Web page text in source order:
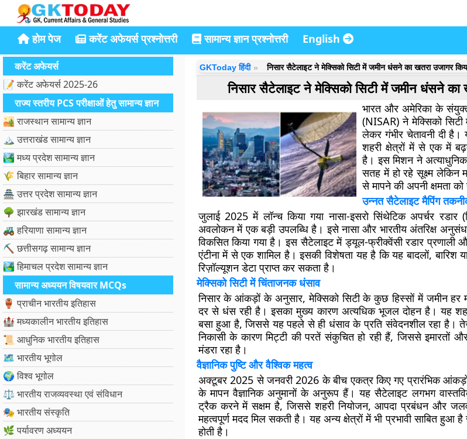
होम पेज करेंट अफेयर्स प्रश्नोत्तरी सामान्य ज्ञान प्रश्नोत्तरी English
करेंट अफेयर्स
📝 करेंट अफेयर्स 2025-26
राज्य स्तरीय PCS परीक्षाओं हेतु सामान्य ज्ञान
🏜️ राजस्थान सामान्य ज्ञान
🏔️ उत्तराखंड सामान्य ज्ञान
🏞️ मध्य प्रदेश सामान्य ज्ञान
🌾 बिहार सामान्य ज्ञान
🏯 उत्तर प्रदेश सामान्य ज्ञान
🌳 झारखंड सामान्य ज्ञान
🚜 हरियाणा सामान्य ज्ञान
⛏️ छत्तीसगढ़ सामान्य ज्ञान
🏞️ हिमाचल प्रदेश सामान्य ज्ञान
सामान्य अध्ययन विषयवार MCQs
🏺 प्राचीन भारतीय इतिहास
🏰 मध्यकालीन भारतीय इतिहास
📜 आधुनिक भारतीय इतिहास
🗺️ भारतीय भूगोल
🌍 विश्व भूगोल
⚖️ भारतीय राजव्यवस्था एवं संविधान
🎭 भारतीय संस्कृति
🌿 पर्यावरण अध्ययन
GKToday हिंदी निसार सैटेलाइट ने मेक्सिको सिटी में जमीन धंसने का खतरा उजागर
निसार सैटेलाइट ने मेक्सिको सिटी में जमीन धंसने का
भारत और अमेरिका के
(NISAR) ने मेक्सिको
लेकर गंभीर चेतावनी दी
शहरी क्षेत्रों में से एक में
है। इस मिशन ने
सतह में हो रहे सूक्ष्म लेकिन
से मापने की अपनी क्षमता को
उन्नत सैटेलाइट मैपिंग
जुलाई 2025 में लॉन्च किया गया नासा-इसरो सिंथेटिक अपर्चर रडार
अवलोकन में एक बड़ी उपलब्धि है। इसे नासा और भारतीय अंतरिक्ष
विकसित किया गया है। इस सैटेलाइट में ड्यूल-फ्रीक्वेंसी रडार प्रणाली
एंटीना में से एक शामिल है। इसकी विशेषता यह है कि यह बादलों, बारिश
रिज़ॉल्यूशन डेटा प्राप्त कर सकता है।
मेक्सिको सिटी में चिंताजनक धंसाव
निसार के आंकड़ों के अनुसार, मेक्सिको सिटी के कुछ हिस्सों में जमीन हर
दर से धंस रही है। इसका मुख्य कारण अत्यधिक भूजल दोहन है। यह
बसा हुआ है, जिससे यह पहले से ही धंसाव के प्रति संवेदनशील रहा है।
निकासी के कारण मिट्टी की परतें संकुचित हो रही हैं, जिससे इमारतों
मंडरा रहा है।
वैज्ञानिक पुष्टि और वैश्विक महत्व
अक्टूबर 2025 से जनवरी 2026 के बीच एकत्र किए गए प्रारंभिक
के मापन वैज्ञानिक अनुमानों के अनुरूप हैं। यह सैटेलाइट लगभग
ट्रैक करने में सक्षम है, जिससे शहरी नियोजन, आपदा प्रबंधन और
महत्वपूर्ण मदद मिल सकती है। यह अन्य क्षेत्रों में भी प्रभावी साबित हुआ है
होती है।